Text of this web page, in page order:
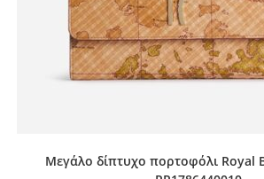
Μεγάλο δίπτυχο πορτοφόλι Royal